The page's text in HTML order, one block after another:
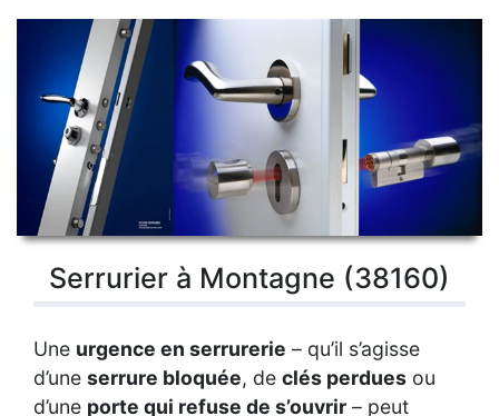
Serrurier à Montagne (38160)
Une urgence en serrurerie – qu’il s’agisse
d’une serrure bloquée, de clés perdues ou
d’une porte qui refuse de s’ouvrir – peut